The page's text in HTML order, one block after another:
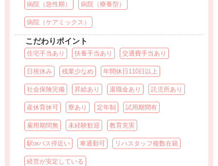
病院（急性期） 病院（療養型）
病院（ケアミックス）
こだわりポイント
住宅手当あり 扶養手当あり 交通費手当あり
日祝休み 残業少なめ 年間休日110日以上
社会保険完備 昇給あり 退職金あり 託児所あり
産休育休可 寮あり 定年制 試用期間有
雇用期間無 未経験歓迎 教育充実
駅orバス停近い 車通勤可 リハスタッフ複数在籍
経営が安定している